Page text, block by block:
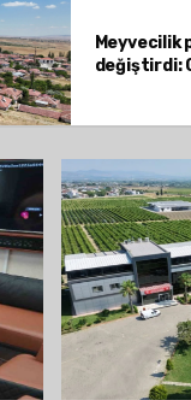
Meyvecilik
değiştirdi: